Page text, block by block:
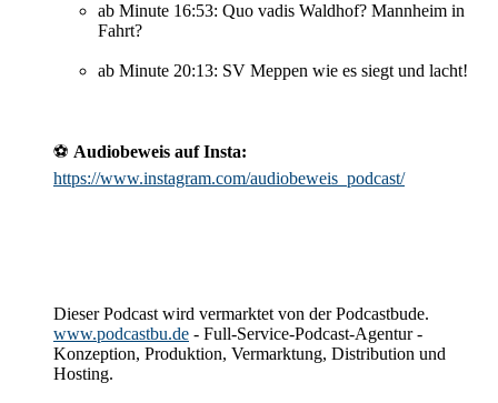
ab Minute 16:53: Quo vadis Waldhof? Mannheim in
Fahrt?
ab Minute 20:13: SV Meppen wie es siegt und lacht!
⚽️ Audiobeweis auf Insta:
https://www.instagram.com/audiobeweis_podcast/
Dieser Podcast wird vermarktet von der Podcastbude.
www.podcastbu.de - Full-Service-Podcast-Agentur -
Konzeption, Produktion, Vermarktung, Distribution und
Hosting.